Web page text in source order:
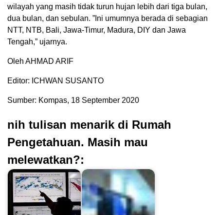
wilayah yang masih tidak turun hujan lebih dari tiga bulan,
dua bulan, dan sebulan. ”Ini umumnya berada di sebagian
NTT, NTB, Bali, Jawa-Timur, Madura, DIY dan Jawa
Tengah,” ujarnya.
Oleh AHMAD ARIF
Editor: ICHWAN SUSANTO
Sumber: Kompas, 18 September 2020
nih tulisan menarik di Rumah
Pengetahuan. Masih mau
melewatkan?: